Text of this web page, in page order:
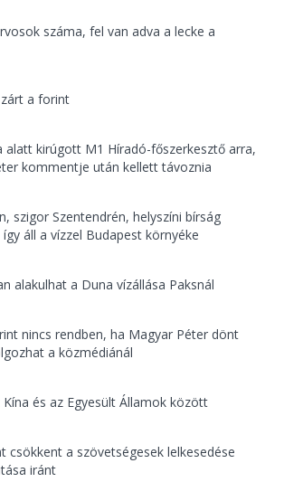
száma, fel van adva a lecke a
a forint
alatt kirúgott M1 Híradó-főszerkesztő arra,
kommentje után kellett távoznia
szigor Szentendrén, helyszíni bírság
áll a vízzel Budapest környéke
alakulhat a Duna vízállása Paksnál
nincs rendben, ha Magyar Péter dönt
a közmédiánál
és az Egyesült Államok között
csökkent a szövetségesek lelkesedése
iránt